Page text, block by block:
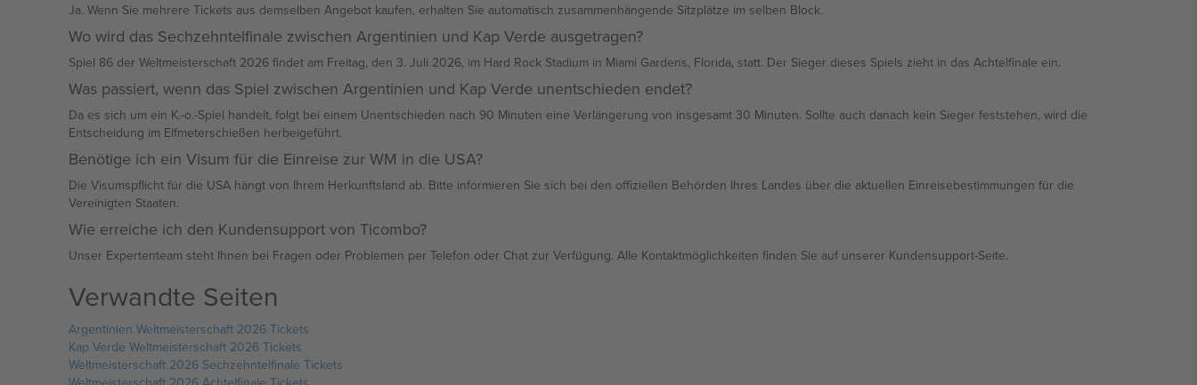
Ja. Wenn Sie mehrere Tickets aus demselben Angebot kaufen, erhalten Sie automatisch zusammenhängende Sitzplätze im selben Block.
Wo wird das Sechzehntelfinale zwischen Argentinien und Kap Verde ausgetragen?
Spiel 86 der Weltmeisterschaft 2026 findet am Freitag, den 3. Juli 2026, im Hard Rock Stadium in Miami Gardens, Florida, statt. Der Sieger dieses Spiels zieht in das Achtelfinale ein.
Was passiert, wenn das Spiel zwischen Argentinien und Kap Verde unentschieden endet?
Da es sich um ein K.-o.-Spiel handelt, folgt bei einem Unentschieden nach 90 Minuten eine Verlängerung von insgesamt 30 Minuten. Sollte auch danach kein Sieger feststehen, wird die
Entscheidung im Elfmeterschießen herbeigeführt.
Benötige ich ein Visum für die Einreise zur WM in die USA?
Die Visumspflicht für die USA hängt von Ihrem Herkunftsland ab. Bitte informieren Sie sich bei den offiziellen Behörden Ihres Landes über die aktuellen Einreisebestimmungen für die
Vereinigten Staaten.
Wie erreiche ich den Kundensupport von Ticombo?
Unser Expertenteam steht Ihnen bei Fragen oder Problemen per Telefon oder Chat zur Verfügung. Alle Kontaktmöglichkeiten finden Sie auf unserer Kundensupport-Seite.
Verwandte Seiten
Argentinien Weltmeisterschaft 2026 Tickets
Kap Verde Weltmeisterschaft 2026 Tickets
Weltmeisterschaft 2026 Sechzehntelfinale Tickets